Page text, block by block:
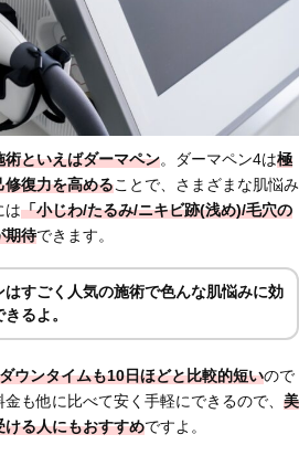
術といえばダーマペン。ダーマペン4は極
修復力を高めることで、さまざまな肌悩み
は「小じわ/たるみ/ニキビ跡(浅め)/毛穴の
期待できます。
はすごく人気の施術で色んな肌悩みに効
るよ。
ウンタイムも10日ほどと比較的短いので
も他に比べて安く手軽にできるので、 美
る人にもおすすめですよ。